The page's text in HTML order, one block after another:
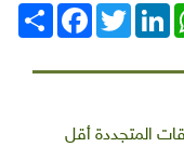
انشر
FacebookTwitterLinkedIn
المتجددة أقل